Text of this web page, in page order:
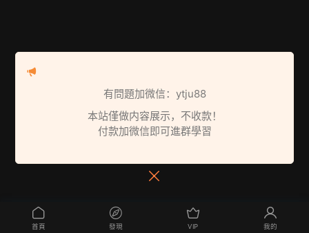
首頁 發現 VIP 我的
有問題加微信：ytju88
本站僅做内容展示，不收款！
付款加微信即可進群學習